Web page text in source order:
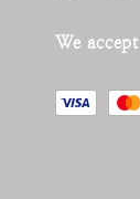
We accept